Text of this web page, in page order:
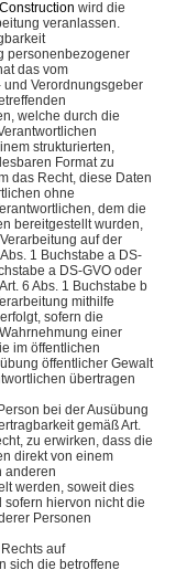
wird die
veranlassen.
personenbezogener
das vom
Verordnungsgeber
welche durch die
strukturierten,
Format zu
das Recht, diese Daten
ohne
dem die
bereitgestellt wurden,
auf der
1 Buchstabe a DS-
a DS-GVO oder
6 Abs. 1 Buchstabe b
mithilfe
sofern die
einer
im öffentlichen
öffentlicher Gewalt
übertragen
bei der Ausübung
gemäß Art.
zu erwirken, dass die
direkt von einem
anderen
werden, soweit dies
sofern hiervon nicht die
Personen
auf
sich die betroffene